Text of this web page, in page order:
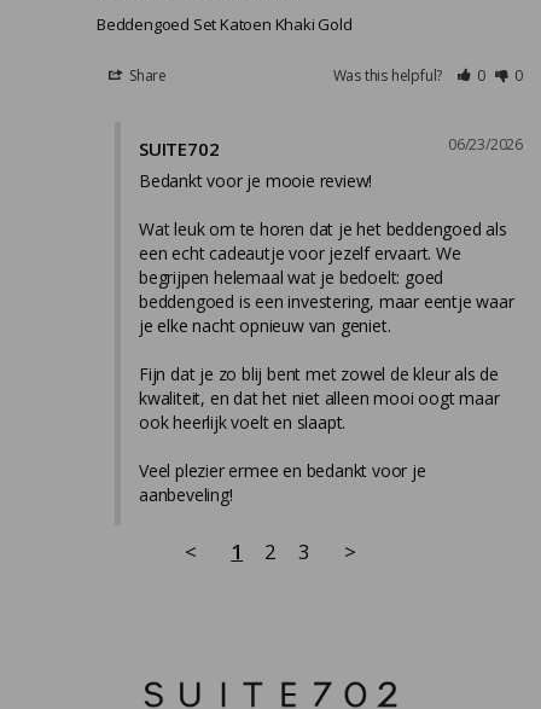
Beddengoed Set Katoen Khaki Gold
Share Was this helpful? 0 0
06/23/2026
SUITE702
Bedankt voor je mooie review!
Wat leuk om te horen dat je het beddengoed als
een echt cadeautje voor jezelf ervaart. We
begrijpen helemaal wat je bedoelt: goed
beddengoed is een investering, maar eentje waar
je elke nacht opnieuw van geniet.
Fijn dat je zo blij bent met zowel de kleur als de
kwaliteit, en dat het niet alleen mooi oogt maar
ook heerlijk voelt en slaapt.
Veel plezier ermee en bedankt voor je
aanbeveling!
< 1 2 3 >